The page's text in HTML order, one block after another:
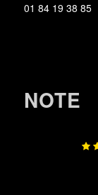
01 84 19 38 85
NOTE